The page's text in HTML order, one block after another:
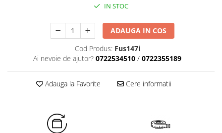
IN STOC
ADAUGA IN COS
Cod Produs: Fus147i
Ai nevoie de ajutor? 0722534510 / 0722355189
Adauga la Favorite Cere informatii